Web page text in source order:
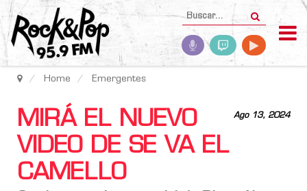
Home Emergentes
Ago 13, 2024
MIRÁ EL NUEVO
VIDEO DE SE VA EL
CAMELLO